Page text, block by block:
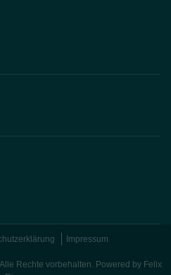
Impressum
Rechte vorbehalten. Powered by Felix